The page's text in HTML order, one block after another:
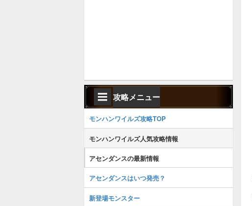
攻略メニュー
モンハンワイルズ攻略TOP
モンハンワイルズ人気攻略情報
アセンダンスの最新情報
アセンダンスはいつ発売？
新登場モンスター